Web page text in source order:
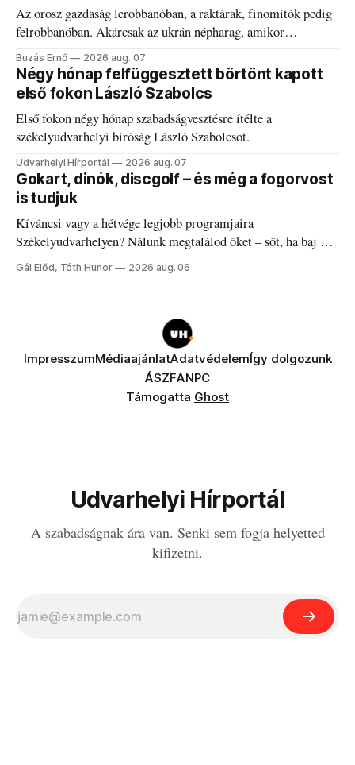
Az orosz gazdaság lerobbanóban, a raktárak, finomítók pedig
felrobbanóban. Akárcsak az ukrán népharag, amikor
elégedetlen vezetőivel.
Buzás Ernő 2026 aug. 07
Négy hónap felfüggesztett börtönt kapott
első fokon László Szabolcs
Első fokon négy hónap szabadságvesztésre ítélte a
székelyudvarhelyi bíróság László Szabolcsot.
Udvarhelyi Hírportál 2026 aug. 07
Gokart, dinók, discgolf – és még a fogorvost
is tudjuk
Kíváncsi vagy a hétvége legjobb programjaira
Székelyudvarhelyen? Nálunk megtalálod őket – sőt, ha baj van
a fogaddal, a fogorvosi ügyeletet is!
Gál Előd, Tóth Hunor 2026 aug. 06
ImpresszumMédiaajánlatAdatvédelemÍgy dolgozunk
ÁSZFANPC
Támogatta Ghost
Udvarhelyi Hírportál
A szabadságnak ára van. Senki sem fogja helyetted
kifizetni.